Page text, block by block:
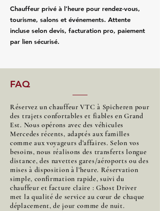
Chauffeur privé à l’heure pour rendez‑vous,
tourisme, salons et événements. Attente
incluse selon devis, facturation pro, paiement
par lien sécurisé.
FAQ
Réservez un chauffeur VTC à Spicheren pour
des trajets confortables et fiables en Grand
Est. Nous opérons avec des véhicules
Mercedes récents, adaptés aux familles
comme aux voyageurs d’affaires. Selon vos
besoins, nous réalisons des transferts longue
distance, des navettes gares/aéroports ou des
mises à disposition à l’heure. Réservation
simple, confirmation rapide, suivi du
chauffeur et facture claire : Ghost Driver
met la qualité de service au cœur de chaque
déplacement, de jour comme de nuit.